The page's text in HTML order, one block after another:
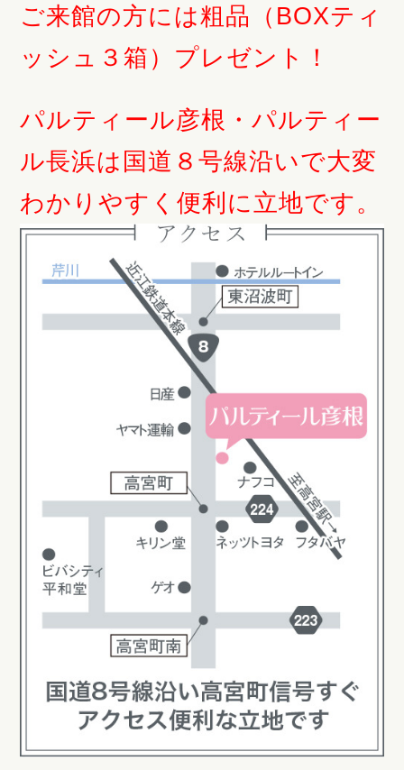
ご来館の方には粗品（BOXティ
ッシュ３箱）プレゼント！
パルティール彦根・パルティー
ル長浜は国道８号線沿いで大変
わかりやすく便利に立地です。